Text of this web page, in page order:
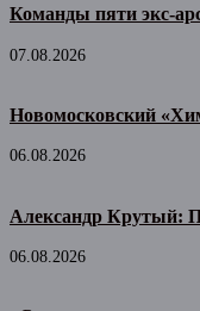
Команды пяти экс-
07.08.2026
Новомосковский
06.08.2026
Александр Крутый:
06.08.2026